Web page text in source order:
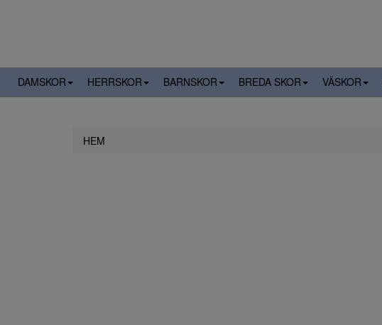
DAMSKOR HERRSKOR BARNSKOR BREDA SKOR VÄSKOR
HEM